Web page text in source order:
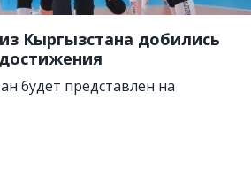
Кыргызстана добились
будет представлен на